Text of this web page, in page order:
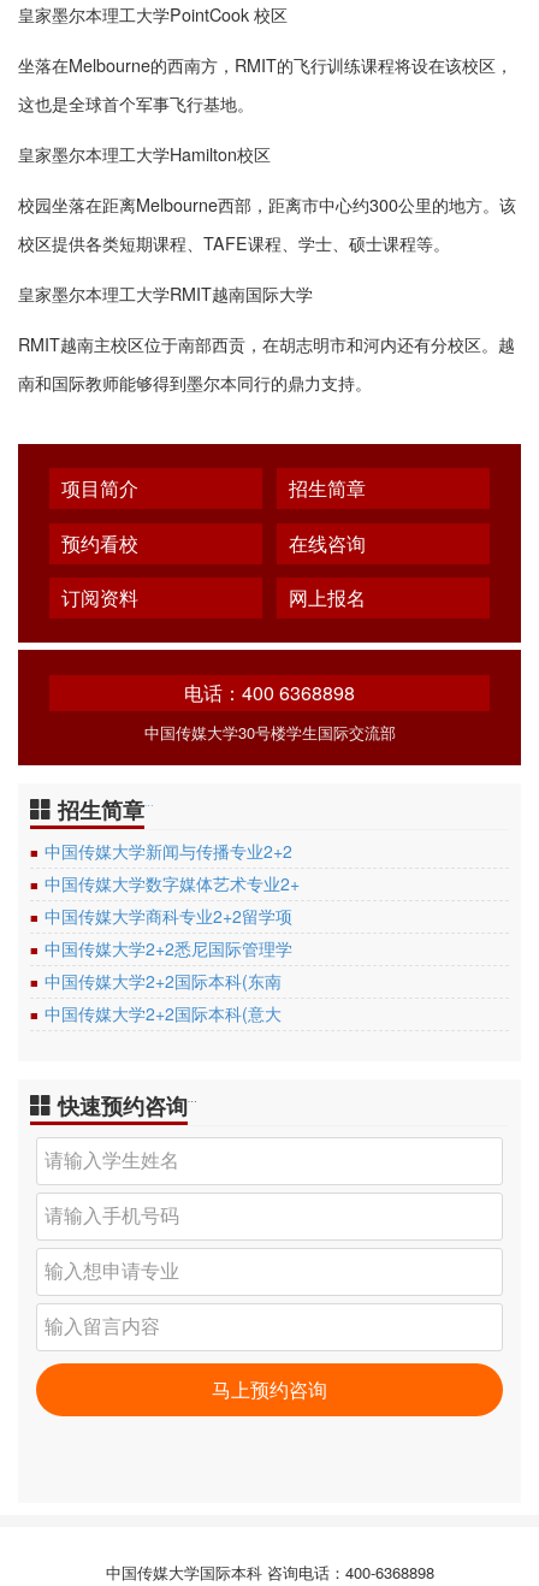
皇家墨尔本理工大学PointCook 校区
坐落在Melbourne的西南方，RMIT的飞行训练课程将设在该校区，
这也是全球首个军事飞行基地。
皇家墨尔本理工大学Hamilton校区
校园坐落在距离Melbourne西部，距离市中心约300公里的地方。该
校区提供各类短期课程、TAFE课程、学士、硕士课程等。
皇家墨尔本理工大学RMIT越南国际大学
RMIT越南主校区位于南部西贡，在胡志明市和河内还有分校区。越
南和国际教师能够得到墨尔本同行的鼎力支持。
项目简介
招生简章
预约看校
在线咨询
订阅资料
网上报名
电话：400 6368898
中国传媒大学30号楼学生国际交流部
招生简章
■ 中国传媒大学新闻与传播专业2+2
■ 中国传媒大学数字媒体艺术专业2+
■ 中国传媒大学商科专业2+2留学项
■ 中国传媒大学2+2悉尼国际管理学
■ 中国传媒大学2+2国际本科(东南
■ 中国传媒大学2+2国际本科(意大
快速预约咨询
中国传媒大学国际本科 咨询电话：400-6368898